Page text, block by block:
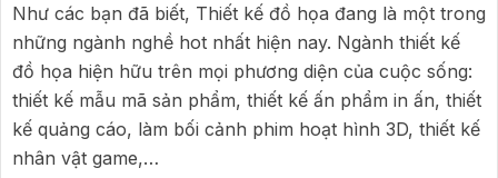
Như các bạn đã biết, Thiết kế đồ họa đang là một trong
những ngành nghề hot nhất hiện nay. Ngành thiết kế
đồ họa hiện hữu trên mọi phương diện của cuộc sống:
thiết kế mẫu mã sản phẩm, thiết kế ấn phẩm in ấn, thiết
kế quảng cáo, làm bối cảnh phim hoạt hình 3D, thiết kế
nhân vật game,…